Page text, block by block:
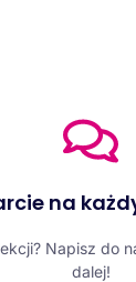
na
Napisz do
dalej!